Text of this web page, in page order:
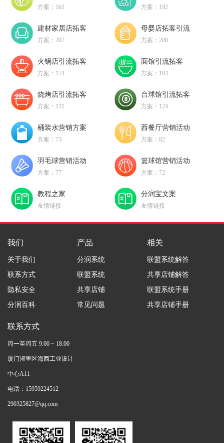
方案：161 方案：192
建材家居店拓客
方案：207
母婴店拓客引流
方案：208
火锅店引流拓客
方案：174
面馆引流拓客
方案：103
烧烤店引流拓客
方案：131
台球馆引流拓客
方案：124
桶装水营销方案
方案：73
西餐厅营销活动
方案：82
羽毛球营销活动
方案：77
篮球馆营销活动
方案：72
教程之家
友情链接
分润宝文案
友情链接
我们
关于我们
联系方式
隐私安全
分润百科
产品
分润系统
联盟系统
共享店铺
常见问题
相关
联盟系统解答
共享店铺解答
联盟系统手册
共享店铺手册
联系方式
周一至周五 9:00 ~ 18:00
厦门湖里区海西工业设计
中心A11
电话：15959224512
290325827@qq.com